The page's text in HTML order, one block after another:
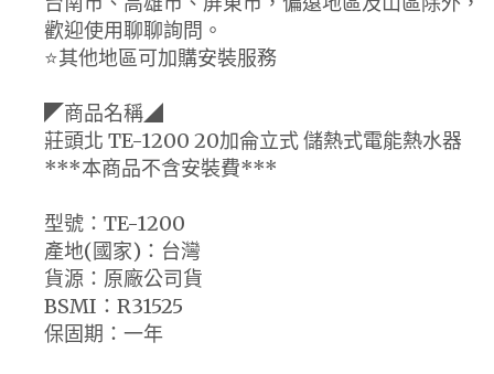
歡迎使用聊聊詢問。
⭐️其他地區可加購安裝服務
◤商品名稱◢
莊頭北 TE-1200 20加侖立式 儲熱式電能熱水器
***本商品不含安裝費***
型號：TE-1200
產地(國家)：台灣
貨源：原廠公司貨
BSMI：R31525
保固期：一年